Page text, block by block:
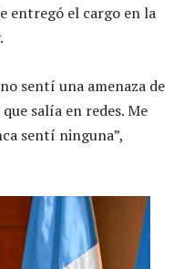
entregó el cargo en la
sentí una amenaza de
salía en redes. Me
sentí ninguna”,